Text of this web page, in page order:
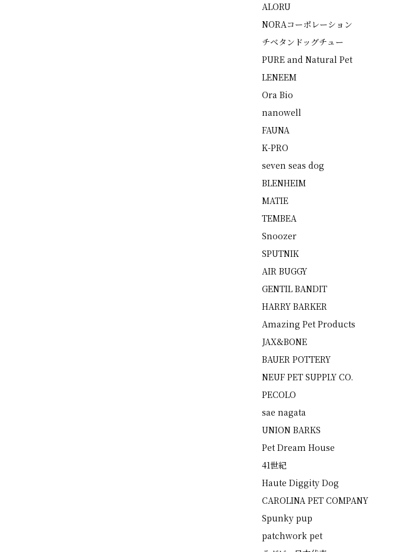
ALORU
NORAコーポレーション
チベタンドッグチュー
PURE and Natural Pet
LENEEM
Ora Bio
nanowell
FAUNA
K-PRO
seven seas dog
BLENHEIM
MATIE
TEMBEA
Snoozer
SPUTNIK
AIR BUGGY
GENTIL BANDIT
HARRY BARKER
Amazing Pet Products
JAX&BONE
BAUER POTTERY
NEUF PET SUPPLY CO.
PECOLO
sae nagata
UNION BARKS
Pet Dream House
41世紀
Haute Diggity Dog
CAROLINA PET COMPANY
Spunky pup
patchwork pet